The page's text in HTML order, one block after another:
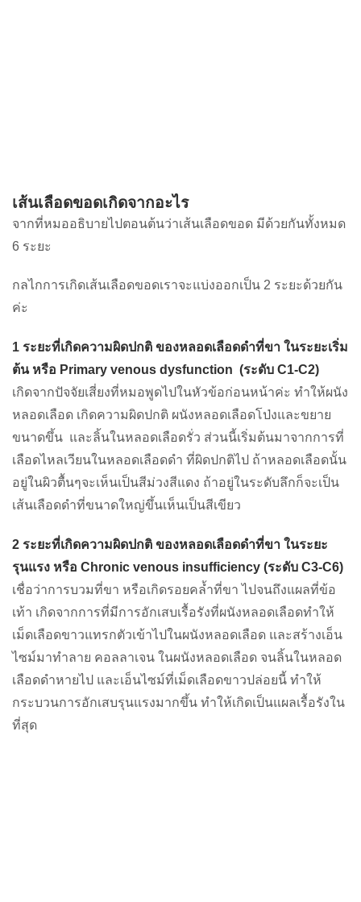
เส้นเลือดขอดเกิดจากอะไร
จากที่หมออธิบายไปตอนต้นว่าเส้นเลือดขอด มีด้วยกันทั้งหมด
6 ระยะ
กลไกการเกิดเส้นเลือดขอดเราจะแบ่งออกเป็น 2 ระยะด้วยกัน
ค่ะ
1 ระยะที่เกิดความผิดปกติ ของหลอดเลือดดำที่ขา ในระยะเริ่ม
ต้น หรือ Primary venous dysfunction (ระดับ C1-C2)
เกิดจากปัจจัยเสี่ยงที่หมอพูดไปในหัวข้อก่อนหน้าค่ะ ทำให้ผนัง
หลอดเลือด เกิดความผิดปกติ ผนังหลอดเลือดโป่งและขยาย
ขนาดขึ้น และลิ้นในหลอดเลือดรั่ว ส่วนนี้เริ่มต้นมาจากการที่
เลือดไหลเวียนในหลอดเลือดดำ ที่ผิดปกติไป ถ้าหลอดเลือดนั้น
อยู่ในผิวตื้นๆจะเห็นเป็นสีม่วงสีแดง ถ้าอยู่ในระดับลึกก็จะเป็น
เส้นเลือดดำที่ขนาดใหญ่ขึ้นเห็นเป็นสีเขียว
2 ระยะที่เกิดความผิดปกติ ของหลอดเลือดดำที่ขา ในระยะ
รุนแรง หรือ Chronic venous insufficiency (ระดับ C3-C6)
เชื่อว่าการบวมที่ขา หรือเกิดรอยคล้ำที่ขา ไปจนถึงแผลที่ข้อ
เท้า เกิดจากการที่มีการอักเสบเรื้อรังที่ผนังหลอดเลือดทำให้
เม็ดเลือดขาวแทรกตัวเข้าไปในผนังหลอดเลือด และสร้างเอ็น
ไซม์มาทำลาย คอลลาเจน ในผนังหลอดเลือด จนลิ้นในหลอด
เลือดดำหายไป และเอ็นไซม์ที่เม็ดเลือดขาวปล่อยนี้ ทำให้
กระบวนการอักเสบรุนแรงมากขึ้น ทำให้เกิดเป็นแผลเรื้อรังใน
ที่สุด